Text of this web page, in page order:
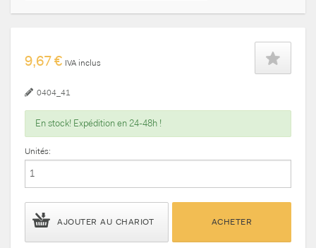
9,67 € IVA inclus
0404_41
En stock! Expédition en 24-48h !
Unités:
AJOUTER AU CHARIOT ACHETER